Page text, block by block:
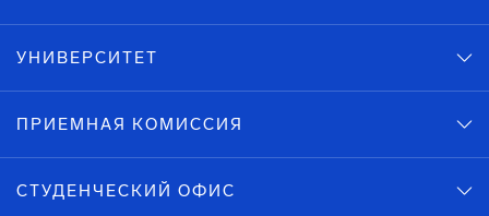
УНИВЕРСИТЕТ
ПРИЕМНАЯ КОМИССИЯ
СТУДЕНЧЕСКИЙ ОФИС